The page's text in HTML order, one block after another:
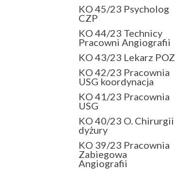
KO 45/23 Psycholog
CZP
KO 44/23 Technicy
Pracowni Angiografii
KO 43/23 Lekarz POZ
KO 42/23 Pracownia
USG koordynacja
KO 41/23 Pracownia
USG
KO 40/23 O. Chirurgii
dyżury
KO 39/23 Pracownia
Zabiegowa
Angiografii